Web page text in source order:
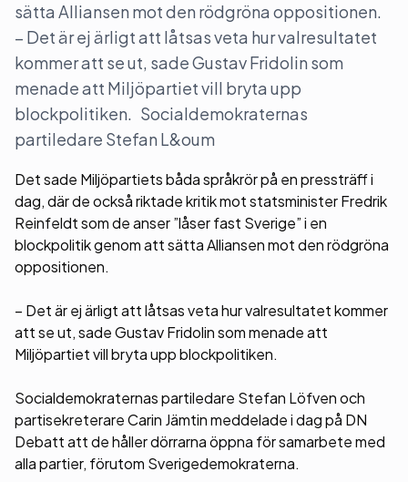
sätta Alliansen mot den rödgröna oppositionen.
– Det är ej ärligt att låtsas veta hur valresultatet
kommer att se ut, sade Gustav Fridolin som
menade att Miljöpartiet vill bryta upp
blockpolitiken. Socialdemokraternas
partiledare Stefan L&oum
Det sade Miljöpartiets båda språkrör på en pressträff i
dag, där de också riktade kritik mot statsminister Fredrik
Reinfeldt som de anser ”låser fast Sverige” i en
blockpolitik genom att sätta Alliansen mot den rödgröna
oppositionen.
– Det är ej ärligt att låtsas veta hur valresultatet kommer
att se ut, sade Gustav Fridolin som menade att
Miljöpartiet vill bryta upp blockpolitiken.
Socialdemokraternas partiledare Stefan Löfven och
partisekreterare Carin Jämtin meddelade i dag på DN
Debatt att de håller dörrarna öppna för samarbete med
alla partier, förutom Sverigedemokraterna.